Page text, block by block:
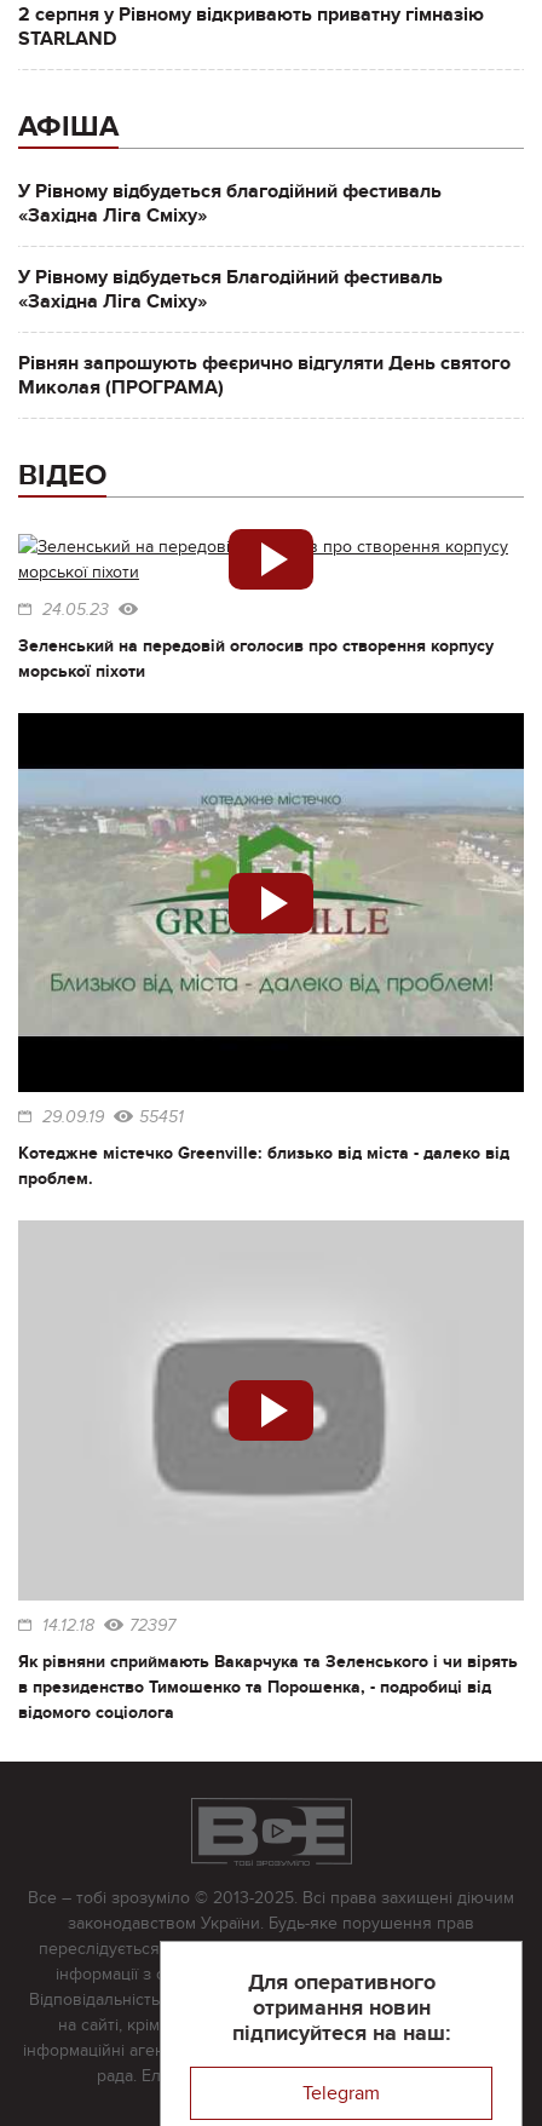
2 серпня у Рівному відкривають приватну гімназію
STARLAND
АФІША
У Рівному відбудеться благодійний фестиваль
«Західна Ліга Сміху»
У Рівному відбудеться Благодійний фестиваль
«Західна Ліга Сміху»
Рівнян запрошують феєрично відгуляти День святого
Миколая (ПРОГРАМА)
ВІДЕО
24.05.23
Зеленський на передовій оголосив про створення корпусу
морської піхоти
29.09.19 55451
Котеджне містечко Greenville: близько від міста - далеко від
проблем.
14.12.18 72397
Як рівняни сприймають Вакарчука та Зеленського і чи вірять
в президенство Тимошенко та Порошенка, - подробиці від
відомого соціолога
Для оперативного
отримання новин
підписуйтеся на наш:
Telegram
Все – тобі зрозуміло © 2013-2025. Всі права захищені діючим
законодавством України. Будь-яке порушення прав
переслідується в судовому порядку. Будь-яке відтворення
інформації з сайту тільки з письмово дозволу редакції.
Відповідальність за достовірність усіх матеріалів, розміщених
на сайті, крім матеріалів, які містять посилання на інші
інформаційні агентства або інтернет-видання, несе редакційна
рада. Електронна пошта: